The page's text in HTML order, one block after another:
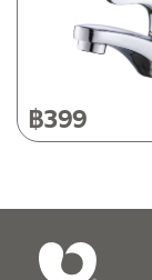
วันและเวลาทำการ
วันจันทร์ – วันศุกร์
วันเสาร์ เวลา 8:30-
หยุดวันอาทิตย์ แล
เงื่อนไขการรับปร
฿399